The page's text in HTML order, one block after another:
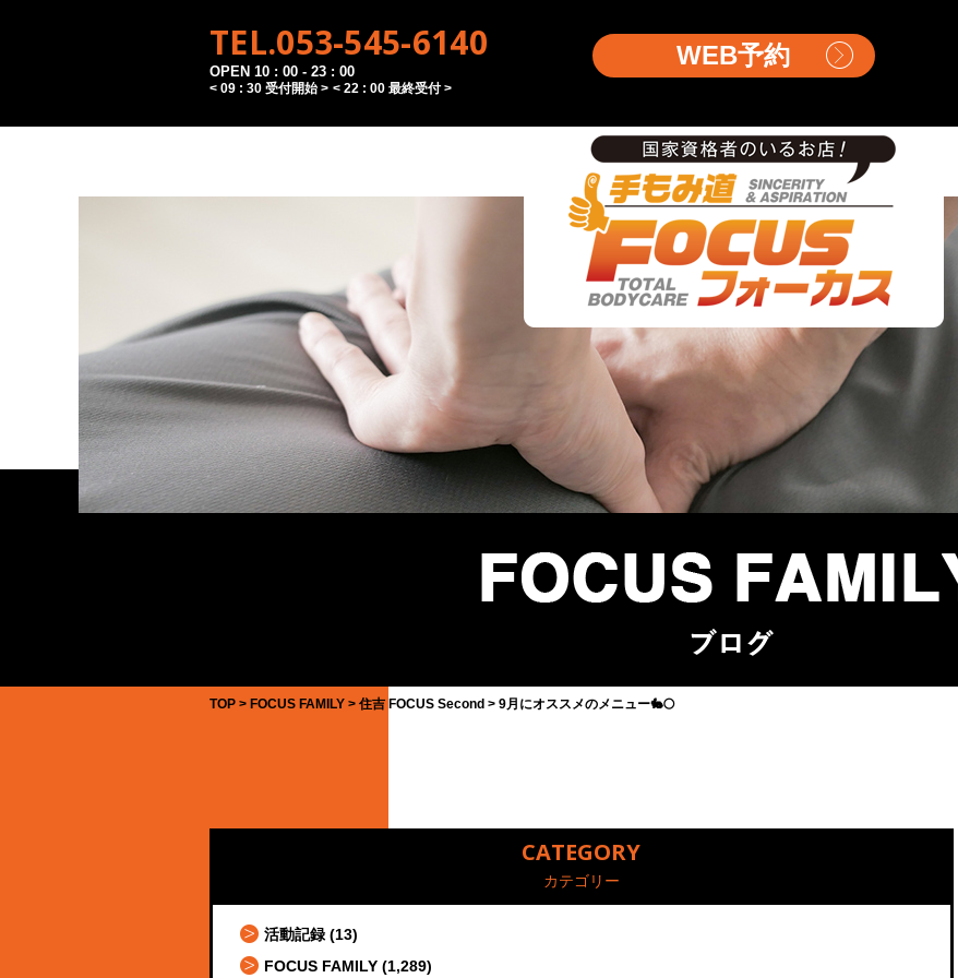
TEL.053-545-6140
OPEN 10 : 00 - 23 : 00
< 09 : 30 受付開始 > < 22 : 00 最終受付 >
WEB予約
TOP FOCUS FAMILY 住吉 FOCUS Second 9月にオススメのメニュー🐇🌕
CATEGORY
カテゴリー
活動記録 (13)
FOCUS FAMILY (1,289)